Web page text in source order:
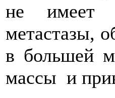
не имеет
метастазы,
в большей
массы и